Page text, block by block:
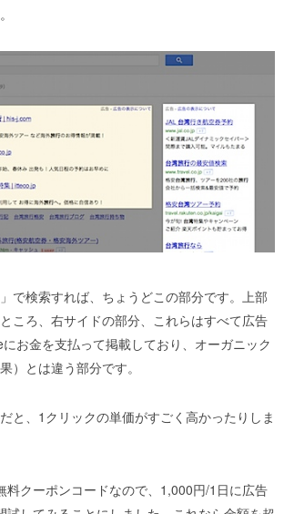
で検索すれば、ちょうどこの部分です。上部
ころ、右サイドの部分、これらはすべて広告
お金を支払って掲載しており、オーガニック
）とは違う部分です。
と、1クリックの単価がすごく高かったりしま
料クーポンコードなので、1,000円/1日に広告